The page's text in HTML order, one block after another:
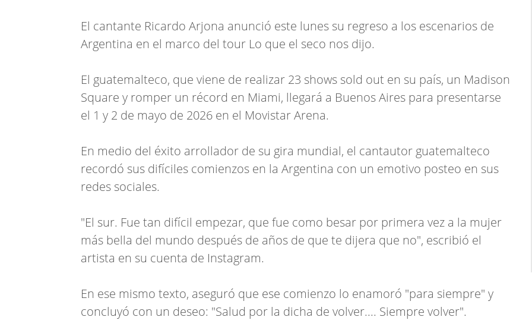
El cantante Ricardo Arjona anunció este lunes su regreso a los escenarios de
Argentina en el marco del tour Lo que el seco nos dijo.
El guatemalteco, que viene de realizar 23 shows sold out en su país, un Madison
Square y romper un récord en Miami, llegará a Buenos Aires para presentarse
el 1 y 2 de mayo de 2026 en el Movistar Arena.
En medio del éxito arrollador de su gira mundial, el cantautor guatemalteco
recordó sus difíciles comienzos en la Argentina con un emotivo posteo en sus
redes sociales.
"El sur. Fue tan difícil empezar, que fue como besar por primera vez a la mujer
más bella del mundo después de años de que te dijera que no", escribió el
artista en su cuenta de Instagram.
En ese mismo texto, aseguró que ese comienzo lo enamoró "para siempre" y
concluyó con un deseo: "Salud por la dicha de volver.... Siempre volver".